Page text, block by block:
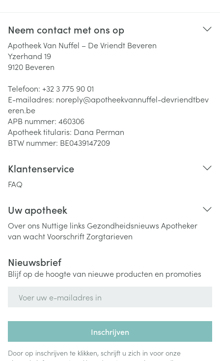
Neem contact met ons op
Apotheek Van Nuffel – De Vriendt Beveren
Yzerhand 19
9120 Beveren
Telefoon: +32 3 775 90 01
E-mailadres: noreply@apotheekvannuffel-devriendtbev
eren.be
APB nummer: 460306
Apotheek titularis: Dana Perman
BTW nummer: BE0439147209
Klantenservice
FAQ
Uw apotheek
Over ons Nuttige links Gezondheidsnieuws Apotheker
van wachtVoorschriftZorgtarieven
Nieuwsbrief
Blijf op de hoogte van nieuwe producten en promoties
Inschrijven
Door op inschrijven te klikken, schrijft u zich in voor onze